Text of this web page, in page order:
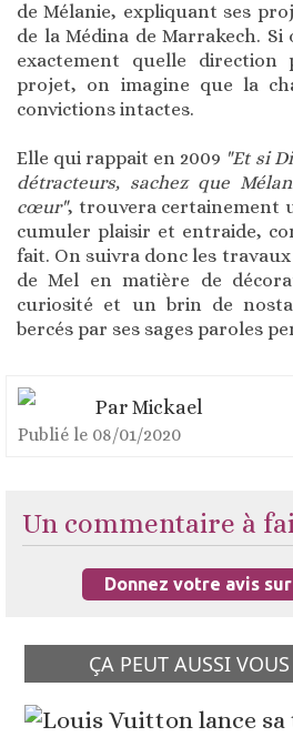
de Mélanie, expliquant ses
de la Médina de Marrakech.
exactement quelle direction
projet, on imagine que la
convictions intactes.
Elle qui rappait en 2009 "Et si
détracteurs, sachez que
cœur", trouvera certainement
cumuler plaisir et entraide,
fait. On suivra donc les
de Mel en matière de
curiosité et un brin de
bercés par ses sages paroles
Par Mickael
Publié le 08/01/2020
Un commentaire à
Donnez votre avis
ÇA PEUT AUSSI